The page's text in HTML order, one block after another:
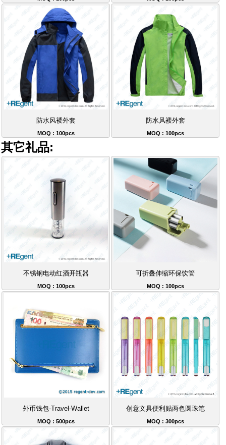
防水风褛外套
MOQ : 100pcs
防水风褛外套
MOQ : 100pcs
其它礼品:
不锈钢电动红酒开瓶器
MOQ : 100pcs
可折叠伸缩环保饮管
MOQ : 100pcs
外币钱包-Travel-Wallet
MOQ : 500pcs
创意文具便利贴两色圆珠笔
MOQ : 300pcs